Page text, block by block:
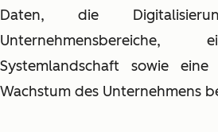
Daten, die
Unternehmensbereiche,
Systemlandschaft sowie
Wachstum des Unternehmens